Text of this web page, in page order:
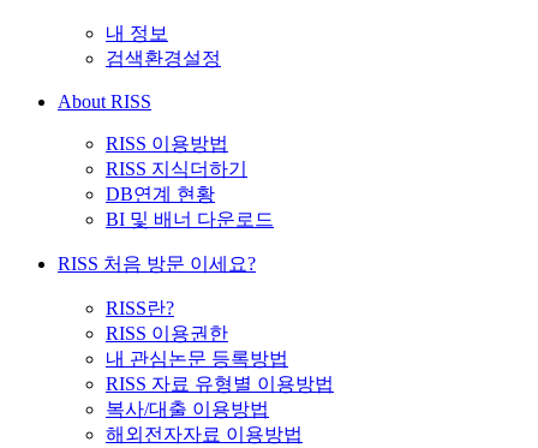
내 정보
검색환경설정
About RISS
RISS 이용방법
RISS 지식더하기
DB연계 현황
BI 및 배너 다운로드
RISS 처음 방문 이세요?
RISS란?
RISS 이용권한
내 관심논문 등록방법
RISS 자료 유형별 이용방법
복사/대출 이용방법
해외전자자료 이용방법